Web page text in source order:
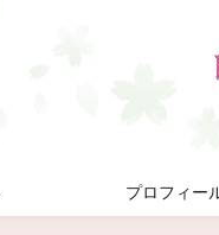
プロフィー